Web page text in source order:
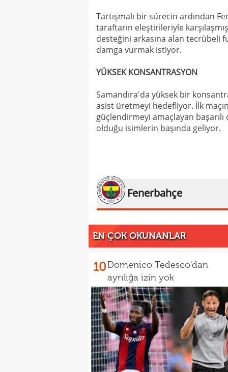
Tartışmalı bir sürecin ardından
taraftarın eleştirileriyle
desteğini arkasına alan tecrübeli
damga vurmak istiyor.
YÜKSEK KONSANTRASYON
Samandıra'da yüksek bir
asist üretmeyi hedefliyor. İlk
güçlendirmeyi amaçlayan
olduğu isimlerin başında geliyor.
Fenerbahçe
EN ÇOK OKUNANLAR
10Domenico Tedesco'dan
ayrılığa izin yok